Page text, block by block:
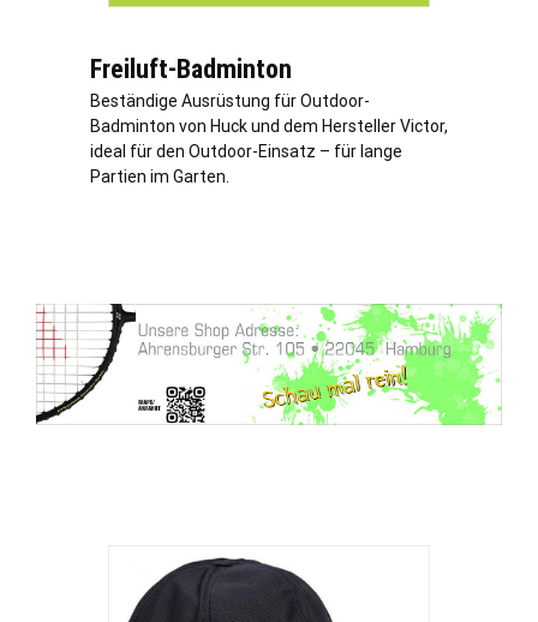
Freiluft-Badminton
Beständige Ausrüstung für Outdoor-
Badminton von Huck und dem Hersteller Victor,
ideal für den Outdoor-Einsatz – für lange
Partien im Garten.